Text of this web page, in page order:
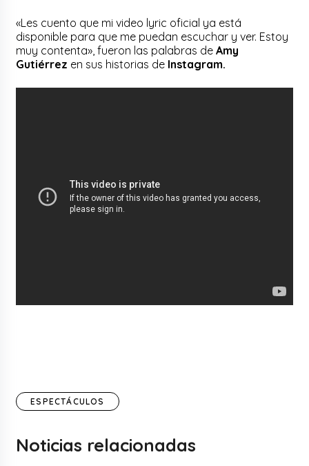
«Les cuento que mi video lyric oficial ya está
disponible para que me puedan escuchar y ver. Estoy
muy contenta», fueron las palabras deAmy
Gutiérrez en sus historias de Instagram.
ESPECTÁCULOS
Noticias relacionadas